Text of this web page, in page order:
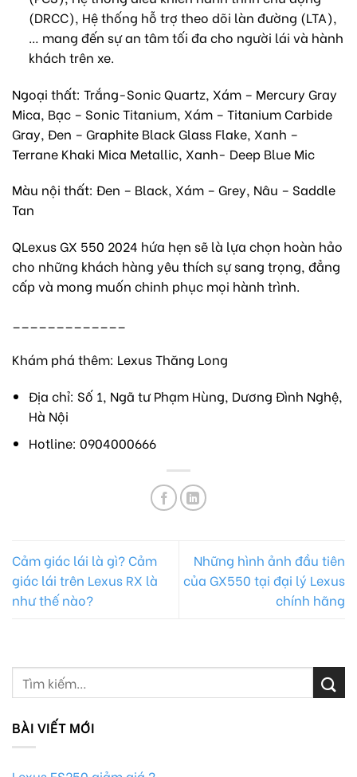
(DRCC), Hệ thống hỗ trợ theo dõi làn đường (LTA),
… mang đến sự an tâm tối đa cho người lái và hành
khách trên xe.
Ngoại thất: Trắng-Sonic Quartz, Xám – Mercury Gray
Mica, Bạc – Sonic Titanium, Xám – Titanium Carbide
Gray, Đen – Graphite Black Glass Flake, Xanh –
Terrane Khaki Mica Metallic, Xanh- Deep Blue Mic
Màu nội thất: Đen – Black, Xám – Grey, Nâu – Saddle
Tan
QLexus GX 550 2024 hứa hẹn sẽ là lựa chọn hoàn hảo
cho những khách hàng yêu thích sự sang trọng, đẳng
cấp và mong muốn chinh phục mọi hành trình.
_____________
Khám phá thêm: Lexus Thăng Long
Địa chỉ: Số 1, Ngã tư Phạm Hùng, Dương Đình Nghệ,
Hà Nội
Hotline: 0904000666
Cảm giác lái là gì? Cảm
giác lái trên Lexus RX là
như thế nào?
Những hình ảnh đầu tiên
của GX550 tại đại lý Lexus
chính hãng
BÀI VIẾT MỚI